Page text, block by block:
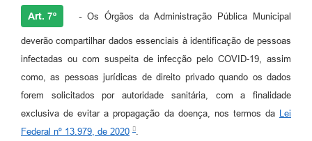
Art. 7º -Os Órgãos da Administração Pública Municipal
deverão compartilhar dados essenciais à identificação de pessoas
infectadas ou com suspeita de infecção pelo COVID-19, assim
como, as pessoas jurídicas de direito privado quando os dados
forem solicitados por autoridade sanitária, com a finalidade
exclusiva de evitar a propagação da doença, nos termos da Lei
Federal nº 13.979, de 2020